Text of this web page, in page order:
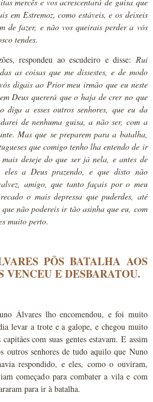
em Estremoz, como estáveis, e os deixeis
de fazer, e não vos queirais perder a vós
tendes.
respondeu ao escudeiro e disse: Rui
as coisas que me dissestes, e de modo
digais ao Prior meu irmão que eu neste
Deus quererá que o haja de crer no que
diga a esses outros senhores, que eu da
de nenhuma guisa, a não ser, com a
Mas que se preparem para a batalha,
que comigo tenho lha entendo de ir
deseje do que ser já nela, e antes de
eles a Deus prazendo, e que disto não
amigo, que tanto façais por o meu
o mais depressa que puderdes, até
não podereis ir tão asinha que eu, com
muito perto.
PÔS BATALHA AOS
VENCEU E DESBARATOU.
Álvares lho encomendou, e foi muito
levar a trote e a galope, e chegou muito
com suas gentes estavam. E assim
outros senhores de tudo aquilo que Nuno
respondido, e eles, como o ouviram,
começado para combater a vila e com
para ir à batalha.